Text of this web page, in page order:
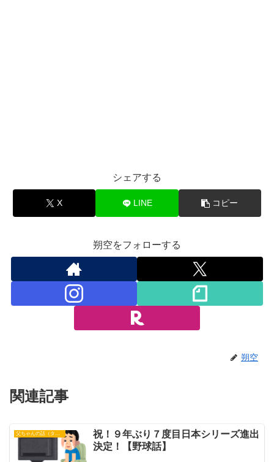
シェアする
X LINE コピー
朔空をフォローする
朔空
関連記事
祝！９年ぶり７度目日本シリーズ進出
決定！【野球話】